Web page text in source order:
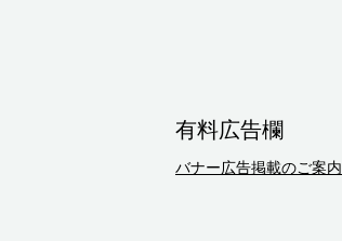
有料広告欄
バナー広告掲載のご案内